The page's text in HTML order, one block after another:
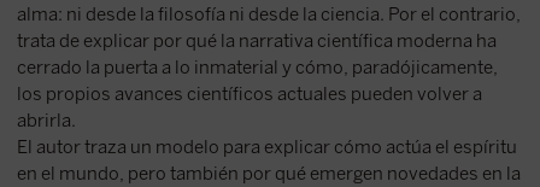
alma: ni desde la filosofía ni desde la ciencia. Por el contrario,
trata de explicar por qué la narrativa científica moderna ha
cerrado la puerta a lo inmaterial y cómo, paradójicamente,
los propios avances científicos actuales pueden volver a
abrirla.
El autor traza un modelo para explicar cómo actúa el espíritu
en el mundo, pero también por qué emergen novedades en la